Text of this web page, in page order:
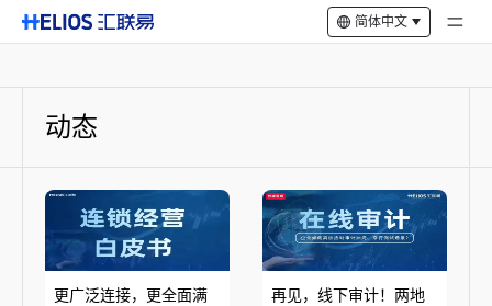
简体中文
动态
更广泛连接，更全面满
再见，线下审计！两地